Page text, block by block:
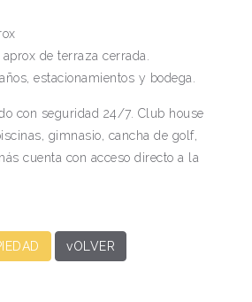
de terraza cerrada.
estacionamientos y bodega.
con seguridad 24/7. Club house
gimnasio, cancha de golf,
cuenta con acceso directo a la
vOLVER